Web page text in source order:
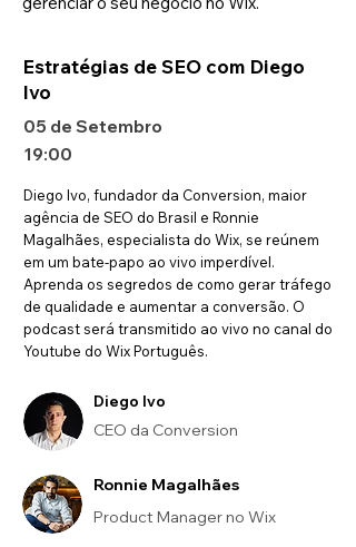
Diego Ivo, fundador da Conversion, maior
agência de SEO do Brasil e Ronnie
Magalhães, especialista do Wix, se reúnem
em um bate-papo ao vivo imperdível.
Aprenda os segredos de como gerar tráfego
de qualidade e aumentar a conversão. O
podcast será transmitido ao vivo no canal do
Youtube do Wix Português.
19:00
05 de Setembro
Estratégias de SEO com Diego
Ivo
Diego Ivo
CEO da Conversion
Ronnie Magalhães
Product Manager no Wix